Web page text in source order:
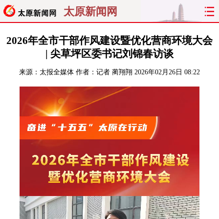
太原新闻网
首页 聚焦 太原 山西
关注 文明
纵横 曝光 综合 专题
旅游 理财
太原日报 太原晚报 热评 社区
2026年全市干部作风建设暨优化营商环境大会
| 尖草坪区委书记刘锦春访谈
来源： 太报全媒体 作者：记者 蔺翔翔 2026年02月26日 08:22